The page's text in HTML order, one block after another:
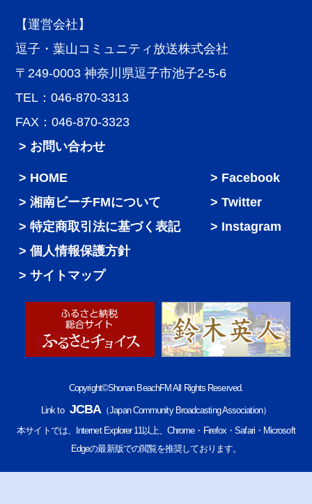
【運営会社】
逗子・葉山コミュニティ放送株式会社
〒249-0003 神奈川県逗子市池子2-5-6
TEL：046-870-3313
FAX：046-870-3323
> お問い合わせ
HOME
湘南ビーチFMについて
特定商取引法に基づく表記
個人情報保護方針
サイトマップ
Facebook
Twitter
Instagram
Copyright©Shonan BeachFM All Rights Reserved.
Link to JCBA（Japan Community Broadcasting Association）
本サイトでは、Internet Explorer 11以上、Chrome・Firefox・Safari・Microsoft
Edgeの最新版での閲覧を推奨しております。